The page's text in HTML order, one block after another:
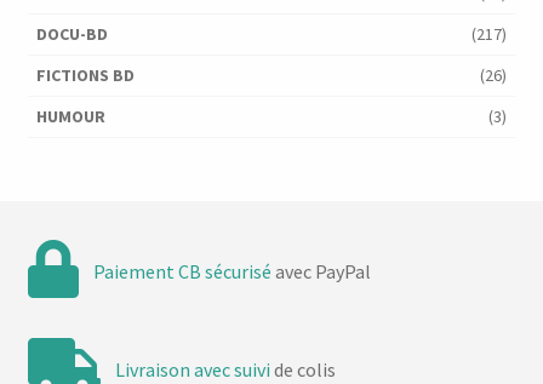
DOCU-BD
(217)
FICTIONS BD
(26)
HUMOUR
(3)
Paiement CB sécurisé avec PayPal
Livraison avec suivi de colis